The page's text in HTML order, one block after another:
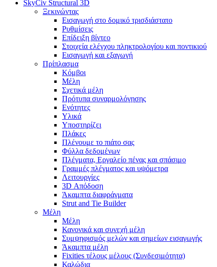
SkyCiv Structural 3D
Ξεκινώντας
Εισαγωγή στο δομικό τρισδιάστατο
Ρυθμίσεις
Επίδειξη βίντεο
Στοιχεία ελέγχου πληκτρολογίου και ποντικιού
Εισαγωγή και εξαγωγή
Πρίπλασμα
Κόμβοι
Μέλη
Σχετικά μέλη
Πρότυπα συναρμολόγησης
Ενότητες
Υλικά
Υποστηρίζει
Πλάκες
Πλένουμε το πιάτο σας
Φύλλα δεδομένων
Πλέγματα, Εργαλείο πένας και σπάσιμο
Γραμμές πλέγματος και υψόμετρα
Λειτουργίες
3D Απόδοση
Άκαμπτα διαφράγματα
Strut and Tie Builder
Μέλη
Μέλη
Κανονικά και συνεχή μέλη
Συμψηφισμός μελών και σημείων εισαγωγής
Άκαμπτα μέλη
Fixities τέλους μέλους (Συνδεσιμότητα)
Καλώδια